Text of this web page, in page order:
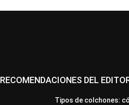
RECOMENDACIONES DEL
Tipos de colchones: